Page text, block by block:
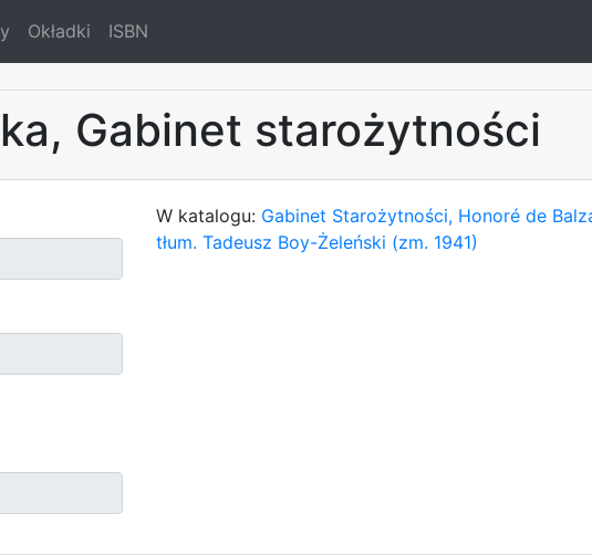
Okładki ISBN
Gabinet starożytności
W katalogu: Gabinet Starożytności, Honoré de
tłum. Tadeusz Boy-Żeleński (zm. 1941)